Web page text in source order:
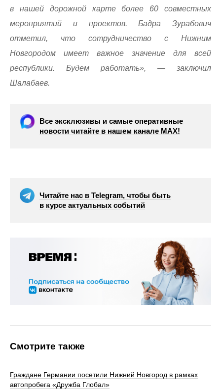
в нашей дорожной карте более 60 совместных
мероприятий и проектов. Бадра Зурабович
отметил, что сотрудничество с Нижним
Новгородом имеет важное значение для всей
республики. Будем работать», — заключил
Шалабаев.
Все эксклюзивы и самые оперативные
новости читайте в нашем канале МАХ!
Читайте нас в Telegram, чтобы быть
в курсе актуальных событий
Смотрите также
Граждане Германии посетили Нижний Новгород в рамках
автопробега «Дружба Глобал»